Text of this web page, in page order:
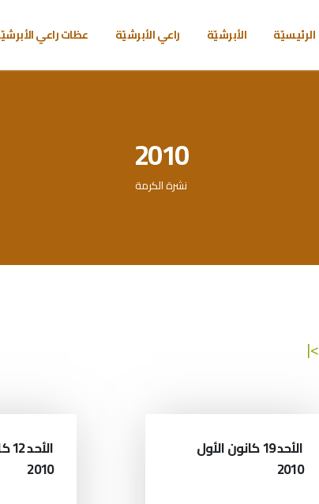
الرئيسيّة الأبرشيّة راعي الأبرشيّة عظات راعي
2010
نشرة الكرمة
>|
الأحد 19 كانون الأول
2010
2010